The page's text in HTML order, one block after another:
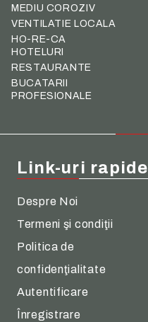
MEDIU COROZIV
VENTILATIE LOCALA
HO-RE-CA
HOTELURI
RESTAURANTE
BUCATARII
PROFESIONALE
Link-uri rapide
Despre Noi
Termeni şi condiţii
Politica de
confidenţialitate
Autentificare
Înregistrare